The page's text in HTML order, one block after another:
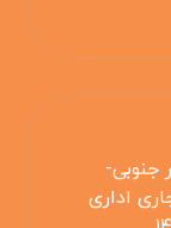
جنوبی-
اداری